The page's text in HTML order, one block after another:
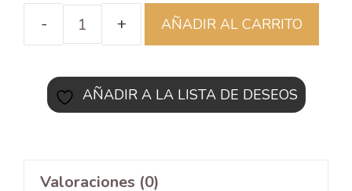
AÑADIR AL CARRITO
AÑADIR A LA LISTA DE DESEOS
Valoraciones (0)